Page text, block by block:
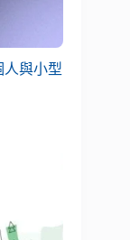
人與小型